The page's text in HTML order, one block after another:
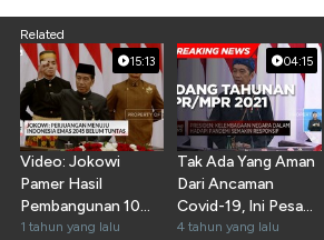
Related
15:13
Video: Jokowi
Pamer Hasil
Pembangunan 10
Tahun Jadi Presiden
1 tahun yang lalu
04:15
Tak Ada Yang Aman
Dari Ancaman
Covid-19, Ini Pesan
Jokowi!
4 tahun yang lalu